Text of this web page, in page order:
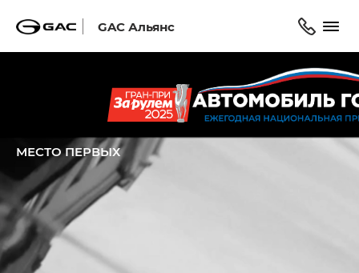
GAC Альянс
МЕСТО ПЕРВЫХ